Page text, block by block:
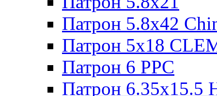
Патрон 5.8x42
Патрон 5x18
Патрон 6 PPC
Патрон 6.35x15.5